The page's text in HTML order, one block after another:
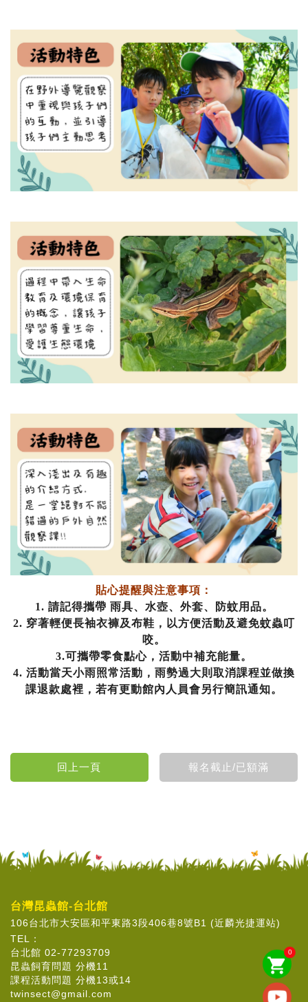
貼心提醒與注意事項：
1. 請記得攜帶 雨具、水壺、外套、防蚊用品。
2. 穿著輕便長袖衣褲及布鞋，以方便活動及避免蚊蟲叮
咬。
3.可攜帶零食點心，活動中補充能量。
4. 活動當天小雨照常活動，雨勢過大則取消課程並做換
課退款處裡， 若有更動館內人員會另行簡訊通知。
shopping_cart
0
台灣昆蟲館-台北館
106台北市大安區和平東路3段406巷8號B1 (近麟光捷運站)
TEL：
台北館 02-77293709
昆蟲飼育問題 分機11
課程活動問題 分機13或14
twinsect@gmail.com